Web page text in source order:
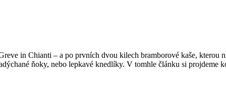
in Chianti – a po prvních dvou kilech bramborové kaše, kterou
ňoky, nebo lepkavé knedlíky. V tomhle článku si projdeme